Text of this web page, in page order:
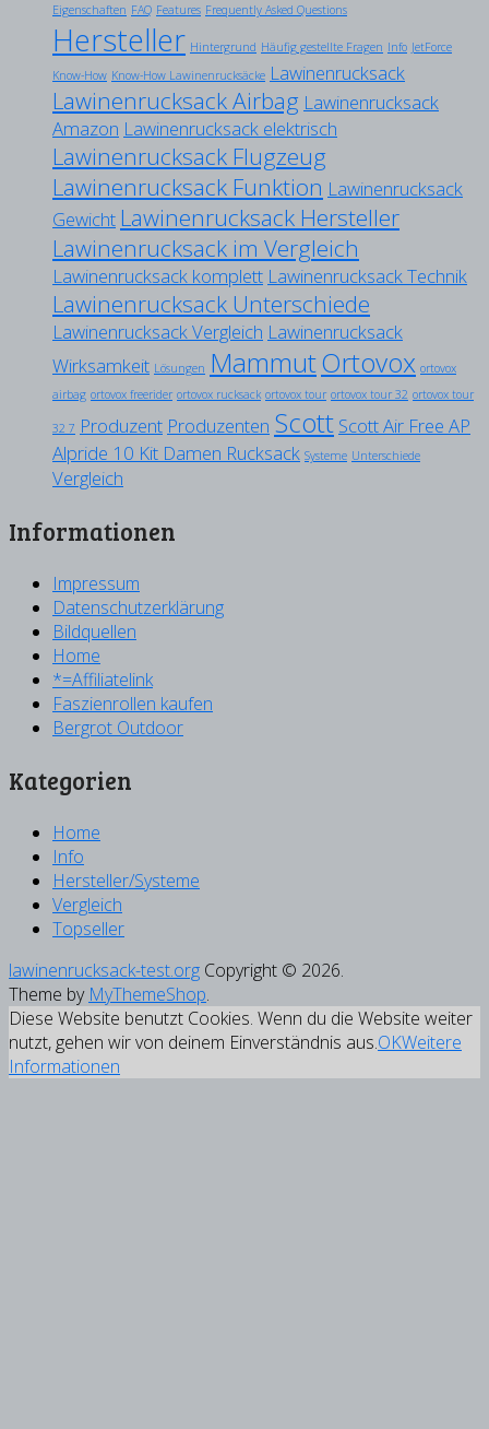
Eigenschaften FAQ Features Frequently Asked Questions
Hersteller Hintergrund Häufig gestellte Fragen Info JetForce
Know-How Know-How Lawinenrucksäcke Lawinenrucksack
Lawinenrucksack Airbag Lawinenrucksack
Amazon Lawinenrucksack elektrisch
Lawinenrucksack Flugzeug
Lawinenrucksack Funktion Lawinenrucksack
Gewicht Lawinenrucksack Hersteller
Lawinenrucksack im Vergleich
Lawinenrucksack komplett Lawinenrucksack Technik
Lawinenrucksack Unterschiede
Lawinenrucksack Vergleich Lawinenrucksack
Wirksamkeit Lösungen MammutOrtovox ortovox
airbag ortovox freerider ortovox rucksack ortovox tour ortovox tour 32 ortovox tour
32 7 Produzent Produzenten Scott Scott Air Free AP
Alpride 10 Kit Damen Rucksack Systeme Unterschiede
Vergleich
Informationen
Impressum
Datenschutzerklärung
Bildquellen
Home
*=Affiliatelink
Faszienrollen kaufen
Bergrot Outdoor
Kategorien
Home
Info
Hersteller/Systeme
Vergleich
Topseller
lawinenrucksack-test.org Copyright © 2026.
Theme by MyThemeShop.
Diese Website benutzt Cookies. Wenn du die Website weiter
nutzt, gehen wir von deinem Einverständnis aus.OKWeitere
Informationen